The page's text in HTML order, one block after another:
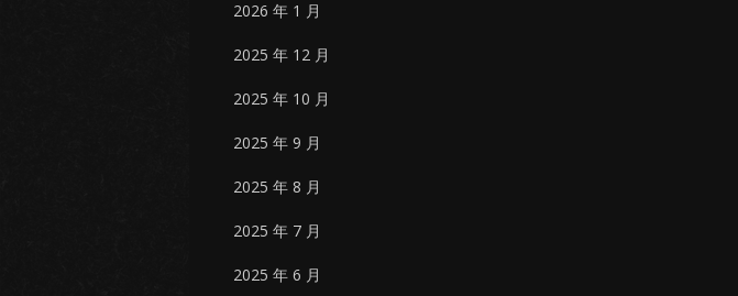
2026 年 1 月
2025 年 12 月
2025 年 10 月
2025 年 9 月
2025 年 8 月
2025 年 7 月
2025 年 6 月